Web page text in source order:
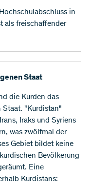
in
als freischaffender
Staat
die Kurden das
Staat. "Kurdistan"
Iraks und Syriens
was zwölfmal der
Gebiet bildet keine
Bevölkerung
Eine
Kurdistans: